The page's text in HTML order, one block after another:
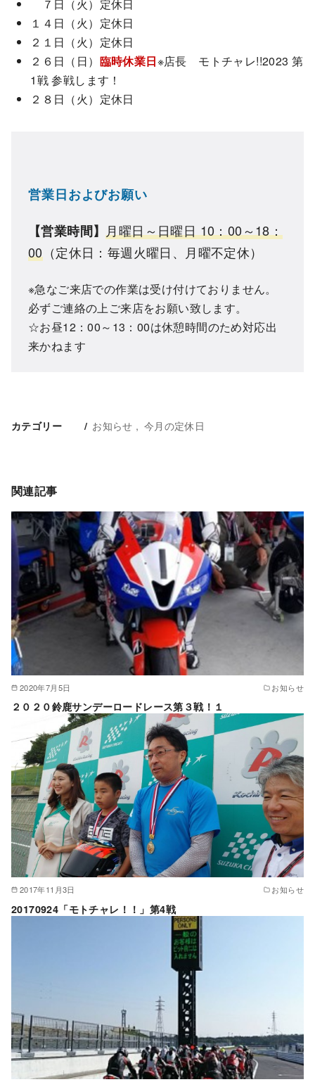
７日（火）定休日
１４日（火）定休日
２１日（火）定休日
２６日（日） 臨時休業日※店長 モトチャレ!!2023 第
1戦 参戦します！
２８日（火）定休日
営業日およびお願い
【営業時間】月曜日～日曜日 10：00～18：
00 （定休日：毎週火曜日、月曜不定休）
※急なご来店での作業は受け付けておりません。
必ずご連絡の上ご来店をお願い致します。
☆お昼12：00～13：00は休憩時間のため対応出
来かねます
カテゴリー お知らせ 今月の定休日
関連記事
2020年7月5日 お知らせ
２０２０鈴鹿サンデーロードレース第３戦！１
2017年11月3日 お知らせ
20170924「モトチャレ！！」第4戦